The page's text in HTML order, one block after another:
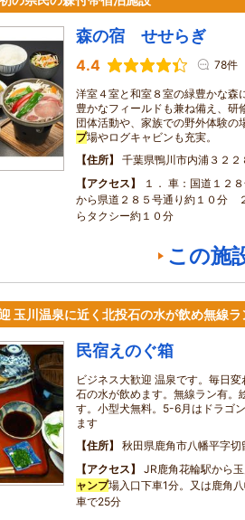
森の宿 せせらぎ
4.4 78件
洋室４室と和室８室の緑豊かな森
豊かなフィールドも兼ね備え、研
団体活動や、家族での野外体験の
プ場やログキャビンも充実。
住所
千葉県鴨川市内浦３２２
アクセス
１． 車：国道１２
から県道２８５号通り約１０分
らタクシー約１０分
この施
玉川温泉に近く北投石の水が飲め無線ラ
民宿えのぐ箱
ビジネス大歓迎 温泉です。毎日
石の水が飲めます。無線ラン有。
す。小型犬無料。5-6月はドラゴ
ます
住所
秋田県鹿角市八幡平字
アクセス
JR鹿角花輪駅から
ャンプ場入口下車1分。又は鹿角
車で25分